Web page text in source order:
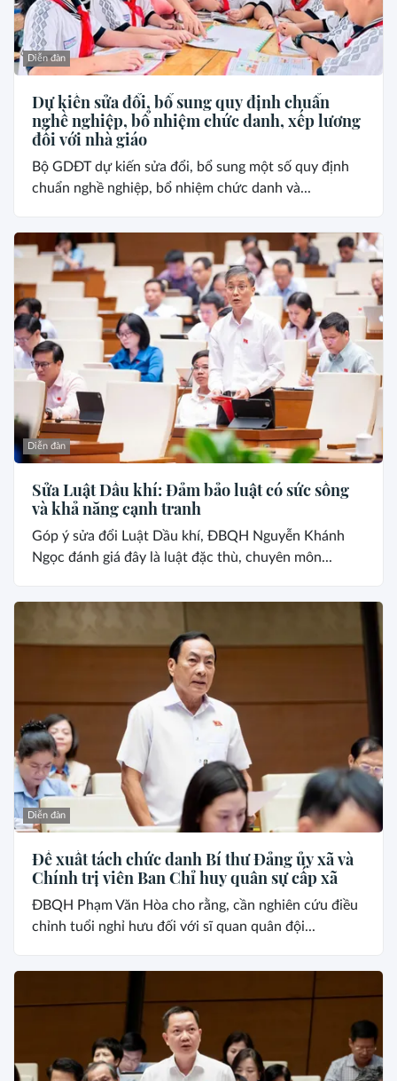
Diễn đàn
Dự kiến sửa đổi, bổ sung quy định chuẩn
nghề nghiệp, bổ nhiệm chức danh, xếp lương
đối với nhà giáo
Bộ GDĐT dự kiến sửa đổi, bổ sung một số quy định
chuẩn nghề nghiệp, bổ nhiệm chức danh và...
Diễn đàn
Sửa Luật Dầu khí: Đảm bảo luật có sức sống
và khả năng cạnh tranh
Góp ý sửa đổi Luật Dầu khí, ĐBQH Nguyễn Khánh
Ngọc đánh giá đây là luật đặc thù, chuyên môn...
Diễn đàn
Đề xuất tách chức danh Bí thư Đảng ủy xã và
Chính trị viên Ban Chỉ huy quân sự cấp xã
ĐBQH Phạm Văn Hòa cho rằng, cần nghiên cứu điều
chỉnh tuổi nghỉ hưu đối với sĩ quan quân đội...